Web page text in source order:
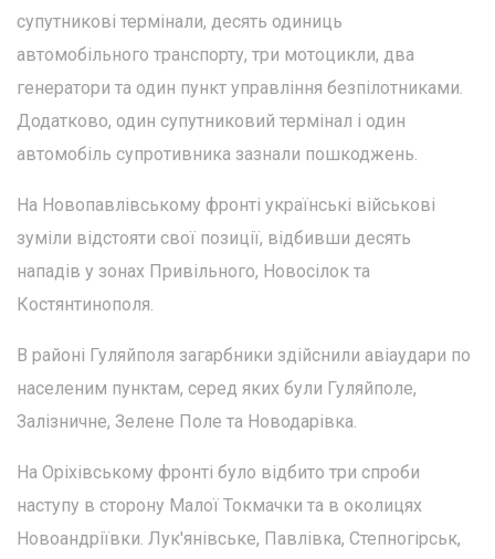
супутникові термінали, десять одиниць
автомобільного транспорту, три мотоцикли, два
генератори та один пункт управління безпілотниками.
Додатково, один супутниковий термінал і один
автомобіль супротивника зазнали пошкоджень.
На Новопавлівському фронті українські військові
зуміли відстояти свої позиції, відбивши десять
нападів у зонах Привільного, Новосілок та
Костянтинополя.
В районі Гуляйполя загарбники здійснили авіаудари по
населеним пунктам, серед яких були Гуляйполе,
Залізничне, Зелене Поле та Новодарівка.
На Оріхівському фронті було відбито три спроби
наступу в сторону Малої Токмачки та в околицях
Новоандріївки. Лук'янівське, Павлівка, Степногірськ,